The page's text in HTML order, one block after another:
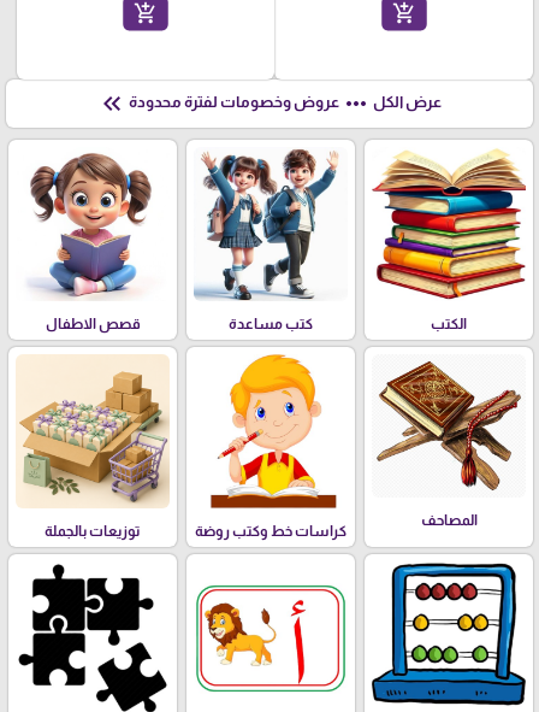
add_shopping_cart
add_shopping_cart
عرض الكل more_horiz عروض وخصومات لفترة محدودة keyboard_double_arrow_left
الكتب كتب مساعدة قصص الاطفال
المصاحف
كراسات خط وكتب روضة توزيعات بالجملة